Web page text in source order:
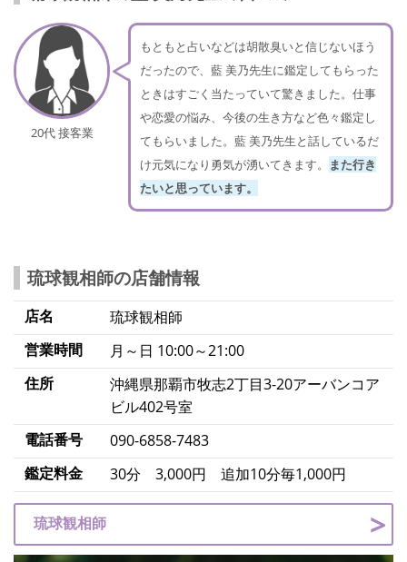
20代 接客業
もともと占いなどは胡散臭いと信じないほう
だったので、藍 美乃先生に鑑定してもらった
ときはすごく当たっていて驚きました。仕事
や恋愛の悩み、今後の生き方など色々鑑定し
てもらいました。藍 美乃先生と話しているだ
け元気になり勇気が湧いてきます。
また行き
たいと思っています。
琉球観相師の店舗情報
店名
琉球観相師
営業時間
月～日 10:00～21:00
住所
沖縄県那覇市牧志2丁目3-20アーバンコア
ビル402号室
電話番号
090-6858-7483
鑑定料金
30分 3,000円 追加10分毎1,000円
琉球観相師